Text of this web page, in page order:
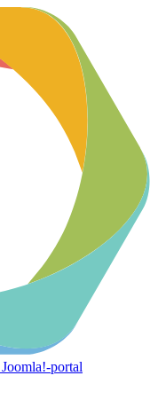
portal